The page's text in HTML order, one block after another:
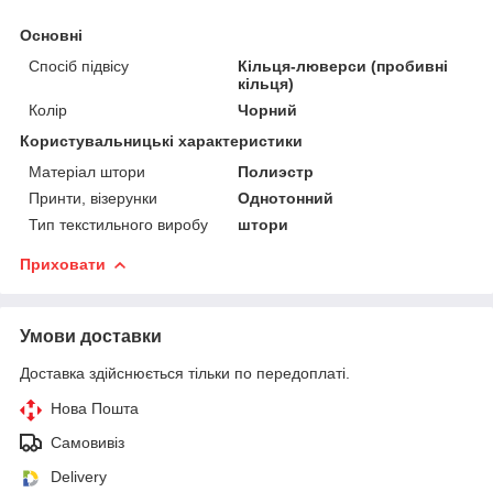
Основні
Спосіб підвісу
Кільця-люверси (пробивні
кільця)
Колір
Чорний
Користувальницькі характеристики
Матеріал штори
Полиэстр
Принти, візерунки
Однотонний
Тип текстильного виробу
штори
Приховати
Умови доставки
Доставка здійснюється тільки по передоплаті.
Нова Пошта
Самовивіз
Delivery